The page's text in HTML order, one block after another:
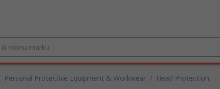
Personal Protective Equipment & Workwear / Head Protection